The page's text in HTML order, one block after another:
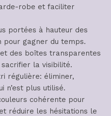
robe et faciliter
portées à hauteur des
pour gagner du temps.
des boîtes transparentes
la visibilité.
régulière: éliminer,
n’est plus utilisé.
cohérente pour
réduire les hésitations le